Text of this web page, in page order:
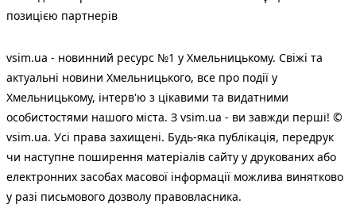
позицією партнерів
vsim.ua - новинний ресурс №1 у Хмельницькому. Свіжі та
актуальні новини Хмельницького, все про події у
Хмельницькому, інтерв'ю з цікавими та видатними
особистостями нашого міста. З vsim.ua - ви завжди перші! ©
vsim.ua. Усі права захищені. Будь-яка публiкацiя, передрук
чи наступне поширення матеріалів сайту у друкованих або
електронних засобах масової інформації можлива винятково
у разі письмового дозволу правовласника.